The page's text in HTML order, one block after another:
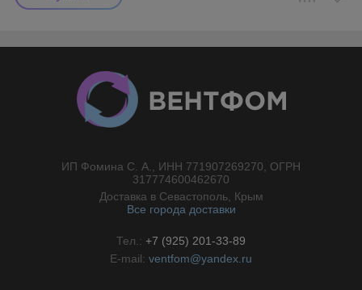
ИП Фомина С. А., ИНН 771907269270, ОГРН
317774600462670
Доставка в Севастополь, Крым
Все города доставки
Тел.: +7 (925) 201-33-89
E-mail: ventfom@yandex.ru